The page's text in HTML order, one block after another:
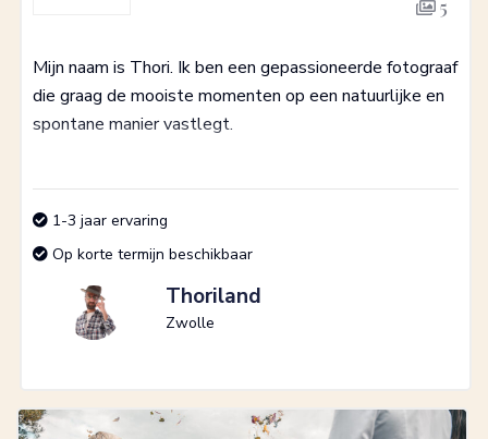
5
Mijn naam is Thori. Ik ben een gepassioneerde fotograaf
die graag de mooiste momenten op een natuurlijke en
spontane manier vastlegt.
1-3 jaar ervaring
Op korte termijn beschikbaar
Thoriland
Zwolle